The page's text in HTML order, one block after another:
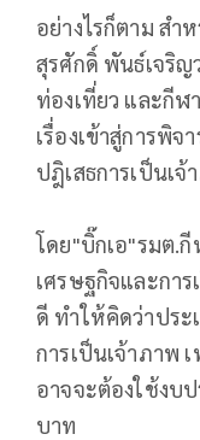
อย่างไรก็ตาม ส
สุรศักดิ์ พันธ์เจริญ
ท่องเที่ยว และกีฬ
เรื่องเข้าสู่การพิ
ปฎิเสธการเป็นเ
โดย"บิ๊กเอ"รมต.
เศรษฐกิจและกา
ดี ทำให้คิดว่าประ
การเป็นเจ้าภาพ
อาจจะต้องใช้งบ
บาท